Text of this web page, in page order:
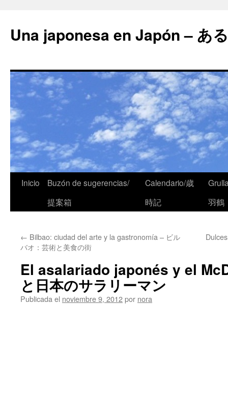
Una japonesa en Japón – あ
Inicio
Buzón de sugerencias/
提案箱
Calendario/歳
時記
羽鶴
← Bilbao: ciudad del arte y la gastronomía – ビル
バオ：芸術と美食の街
El asalariado japonés y el
と日本のサラリーマン
Publicada el noviembre 9, 2012por nora